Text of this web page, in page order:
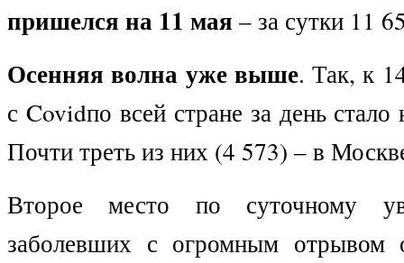
пришелся на 11 мая – за сутки 11
Осенняя волна уже выше. Так, к
с Covidпо всей стране за день
Почти треть из них (4 573) – в
Второе место по суточному
заболевших с огромным отрывом